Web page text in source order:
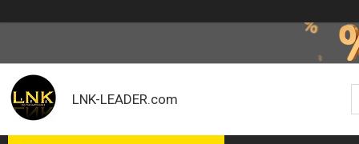
LNK-LEADER.com